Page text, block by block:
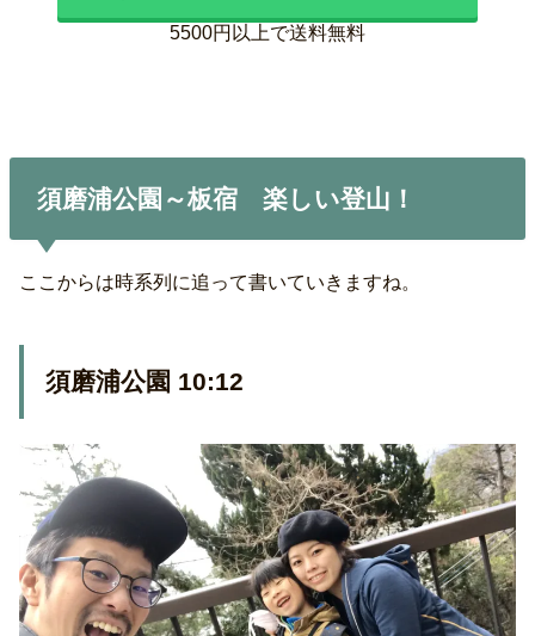
5500円以上で送料無料
須磨浦公園～板宿 楽しい登山！
ここからは時系列に追って書いていきますね。
須磨浦公園 10:12